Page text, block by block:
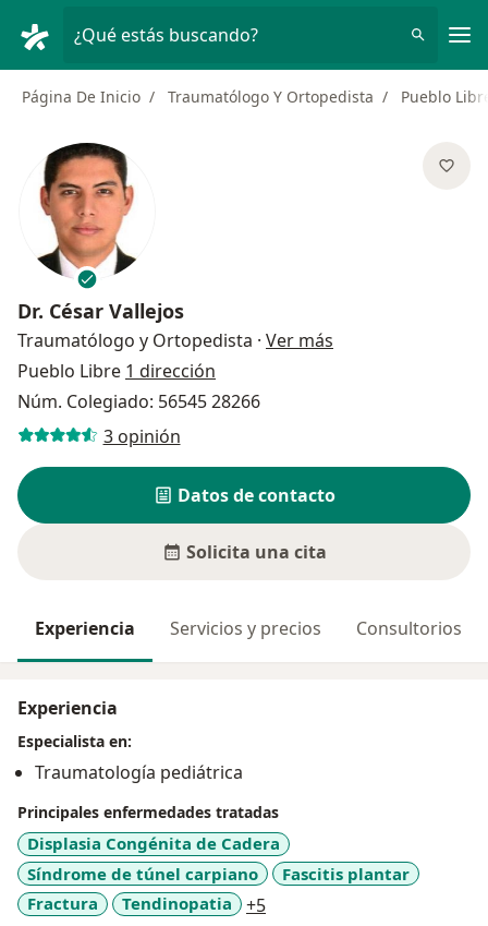
¿Qué estás buscando?
Página De Inicio Traumatólogo Y Ortopedista Pueblo
Dr. César Vallejos
Traumatólogo y Ortopedista · Ver más
Pueblo Libre 1 dirección
Núm. Colegiado: 56545 28266
3 opinión
Datos de contacto
Solicita una cita
Experiencia Servicios y precios Consultorios
Experiencia
Especialista en:
Traumatología pediátrica
Principales enfermedades tratadas
Displasia Congénita de Cadera
Síndrome de túnel carpiano
Fascitis plantar
Fractura
Tendinopatia +5a11y_sr_more_diseases